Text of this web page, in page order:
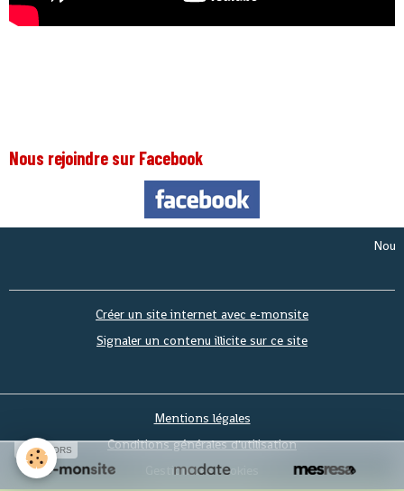
Nous rejoindre sur Facebook
Nous
Créer un site internet avec e-monsite
Signaler un contenu illicite sur ce site
Mentions légales
Conditions générales d'utilisation
Gestion des cookies
SPONSORS